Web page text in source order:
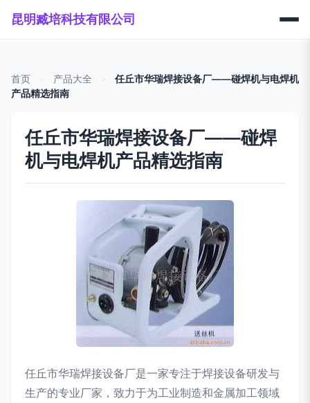
昆明臧培科技有限公司
首页 产品大全
任丘市华瑞焊接设备厂——碰焊机与电焊机
产品精选指南
任丘市华瑞焊接设备厂——碰焊
机与电焊机产品精选指南
任丘市华瑞焊接设备厂是一家专注于焊接设备研发与
生产的专业厂家，致力于为工业制造和金属加工领域